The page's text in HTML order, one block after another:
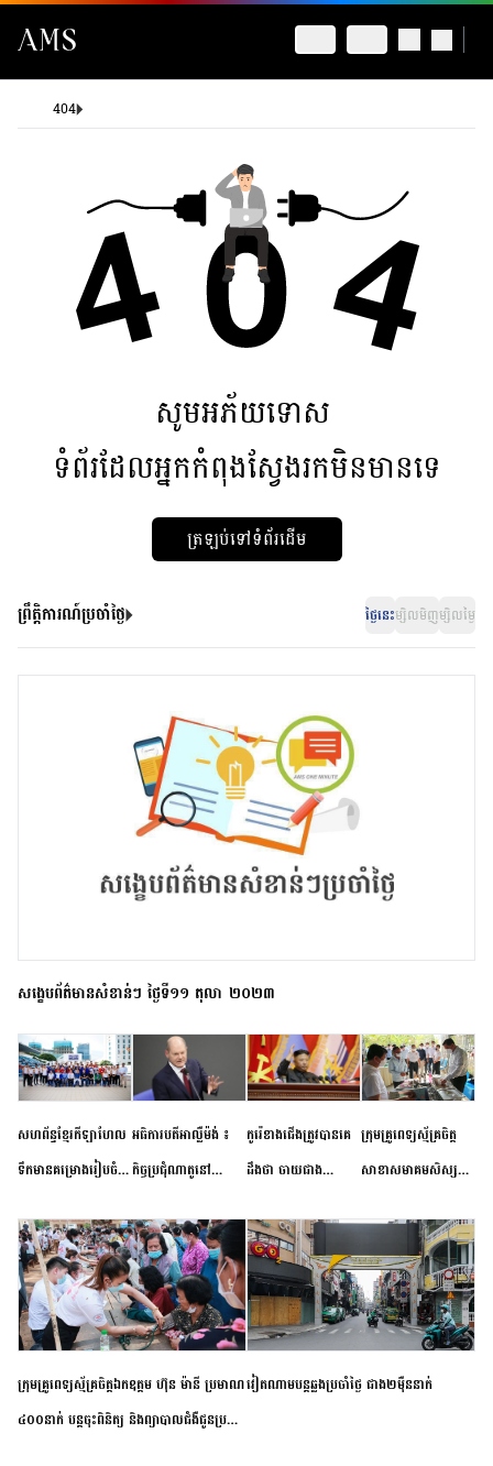
404
សូមអភ័យទោស
ទំព័រដែលអ្នកកំពុងស្វែងរកមិនមានទេ
ត្រឡប់ទៅទំព័រដើម
ព្រឹត្តិការណ៍ប្រចាំថ្ងៃ ថ្ងៃនេះម្សិលមិញម្សិលម្ងៃ
សង្ខេបព័ត៌មានសំខាន់ៗ ថ្ងៃទី១១ តុលា ២០២៣
សហព័ន្ធខ្មែរកីឡាហែល
ទឹកមានគម្រោងរៀបចំ
កម្រិតបឋម ដល់ឧត្តម
សិក្សានាពេលខាងមុខ
អធិការបតីអាល្លឺម៉ង់ ៖
កិច្ចប្រជុំណាតូនៅ
ខាងមុខនឹងបញ្ជូនសញ្ញា
នៃភាពស្អិតរមួត និង
ការប្តេជ្ញាចិត្ត
កូរ៉េខាងជើងត្រូវបានគេ
ដឹងថា ចាយជាង
អភិវឌ្ឍន៍នុយក្លេអ៊ែរ
ក្រុមគ្រូពេទ្យស្ម័គ្រចិត្ត
សាខាសមាគមសិស្ស
ខេត្តកំពង់ចាម ចុះពិនិត្យ
ពិគ្រោះជំងឺទូទៅ និងផ្តល់
ថ្នាំពេទ្យជូនប្រជាពលរដ្ឋ
រស់នៅសង្កាត់បឹងកុក
ក្រុមគ្រូពេទ្យស្ម័គ្រចិត្តឯកឧត្តម ហ៊ុន ម៉ានី ប្រមាណ
៤០០នាក់ បន្តចុះពិនិត្យ និងព្យាបាលជំងឺជូនប្រជា
វៀតណាម​បន្ត​ឆ្លង​ប្រចាំថ្ងៃ​ ​ជាង​២​ម៉ឺន​នាក់​